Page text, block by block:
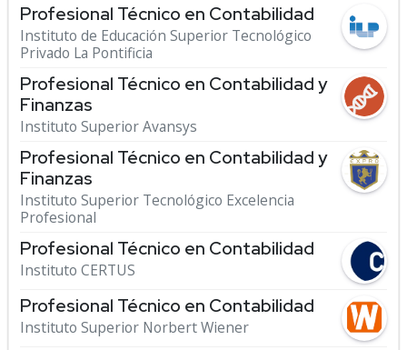
Profesional Técnico en Contabilidad
Instituto de Educación Superior Tecnológico
Privado La Pontificia
Profesional Técnico en Contabilidad y
Finanzas
Instituto Superior Avansys
Profesional Técnico en Contabilidad y
Finanzas
Instituto Superior Tecnológico Excelencia
Profesional
Profesional Técnico en Contabilidad
Instituto CERTUS
Profesional Técnico en Contabilidad
Instituto Superior Norbert Wiener